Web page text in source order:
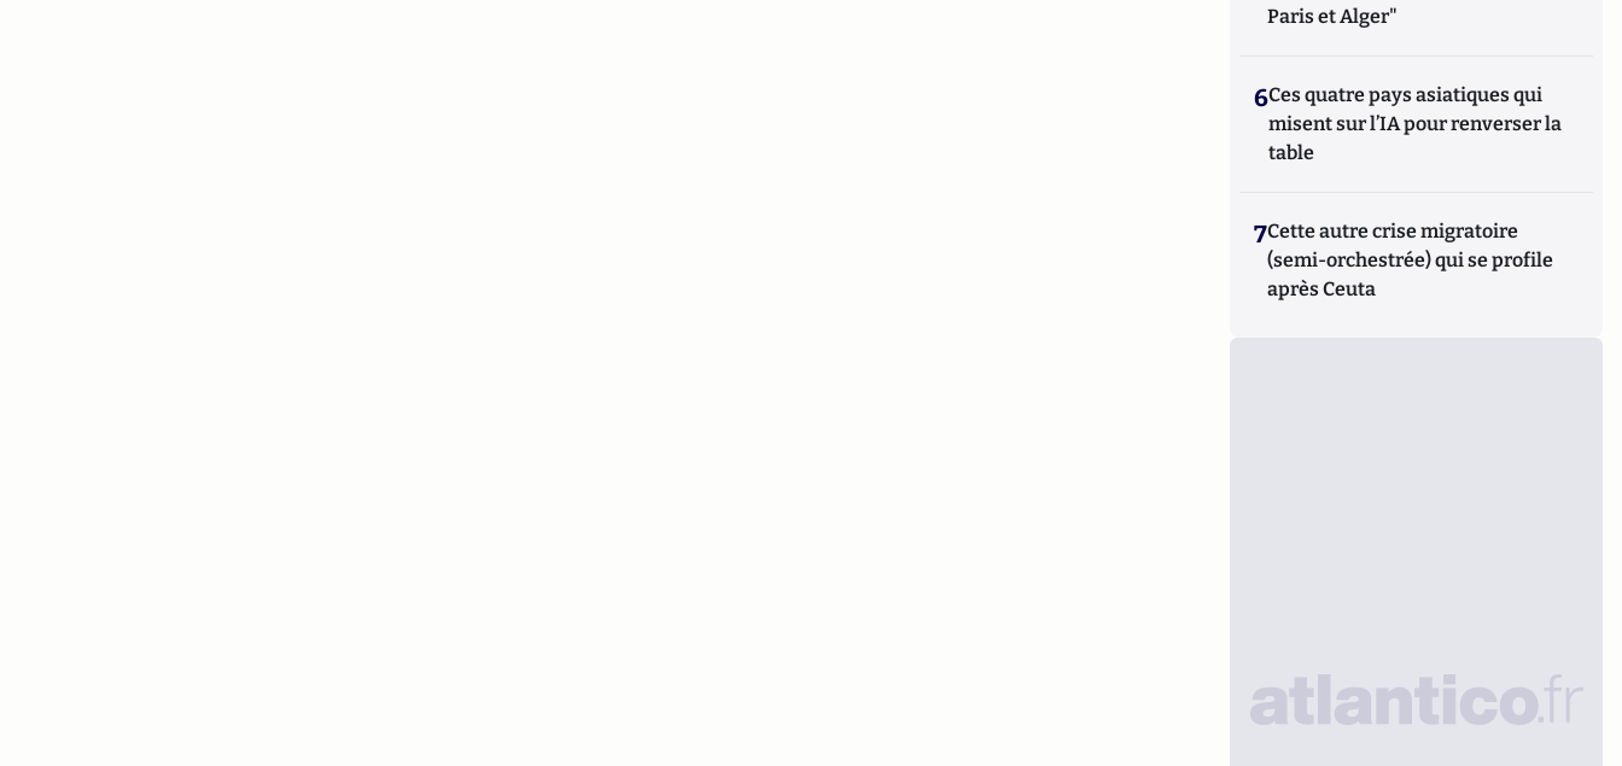
Paris et Alger"
6Ces quatre pays asiatiques qui
misent sur l’IA pour renverser la
table
7Cette autre crise migratoire
(semi-orchestrée) qui se profile
après Ceuta